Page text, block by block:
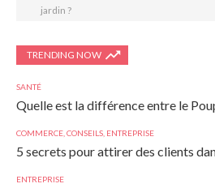
jardin ?
TRENDING NOW
SANTÉ
Quelle est la différence entre le
COMMERCE CONSEILS ENTREPRISE
5 secrets pour attirer des clients
ENTREPRISE